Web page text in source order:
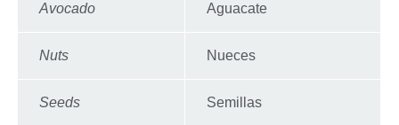
Avocado Aguacate
Nuts Nueces
Seeds Semillas